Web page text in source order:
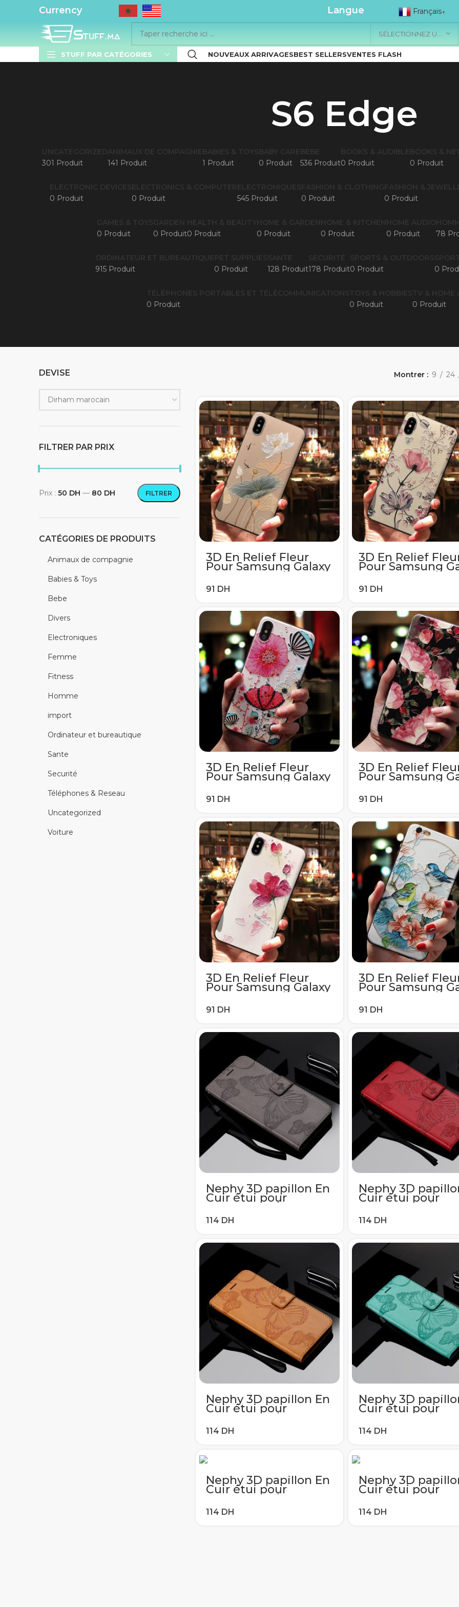
Currency Langue Français ▼
STUFF PAR CATÉGORIES NOUVEAUX ARRIVAGESBEST SELLERSVENTES FLASH
S6 Edge
301 Produit
141 Produit
1 Produit
0 Produit
536 Produit0 Produit
0 Produit
0 Produit
0 Produit
545 Produit
0 Produit
0 Produit
0 Produit
0 Produit0 Produit
0 Produit
0 Produit
0 Produit
78
915 Produit
0 Produit
128 Produit178 Produit0 Produit
0
0 Produit
0 Produit
0 Produit
DEVISE
FILTRER PAR PRIX
Prix min
Prix max FILTRER
Prix : 50 DH — 80 DH
CATÉGORIES DE PRODUITS
Animaux de compagnie
Babies & Toys
Bebe
Divers
Electroniques
Femme
Fitness
Homme
import
Ordinateur et bureautique
Sante
Securité
Téléphones & Reseau
Uncategorized
Voiture
Montrer 9 24
3D En Relief Fleur
Pour Samsung Galaxy
A50 A40 A51 A70 A71
S6 S7Edge S10e S8 S9
S10 S20 Ultra Plus A7
3D En Relief
Pour Samsung
A50 A40 A51 A70
S6 S7Edge S10e
S10 S20 Ultra Plus
3D En Relief Fleur
Pour Samsung Galaxy
A50 A40 A51 A70 A71
S6 S7Edge S10e S8 S9
S10 S20 Ultra Plus A7
3D En Relief
Pour Samsung
A50 A40 A51 A70
S6 S7Edge S10e
S10 S20 Ultra Plus
3D En Relief Fleur
Pour Samsung Galaxy
A50 A40 A51 A70 A71
S6 S7Edge S10e S8 S9
S10 S20 Ultra Plus A7
3D En Relief
Pour Samsung
A50 A40 A51 A70
S6 S7Edge S10e
S10 S20 Ultra Plus
Nephy 3D papillon En
Cuir étui pour
samsung galaxy J1 J3
J4 J5 J6 J7 2016 2017
A5 A3 A8 2018 S5 S6
Couverture De Bord
Nephy 3D
Cuir étui pour
samsung galaxy
J4 J5 J6 J7 2016
A5 A3 A8 2018 S5
Couverture De
Nephy 3D papillon En
Cuir étui pour
samsung galaxy J1 J3
J4 J5 J6 J7 2016 2017
A5 A3 A8 2018 S5 S6
Couverture De Bord
Nephy 3D
Cuir étui pour
samsung galaxy
J4 J5 J6 J7 2016
A5 A3 A8 2018 S5
Couverture De
Nephy 3D papillon En
Cuir étui pour
samsung galaxy J1 J3
J4 J5 J6 J7 2016 2017
A5 A3 A8 2018 S5 S6
Nephy 3D
Cuir étui pour
samsung galaxy
J4 J5 J6 J7 2016
A5 A3 A8 2018 S5